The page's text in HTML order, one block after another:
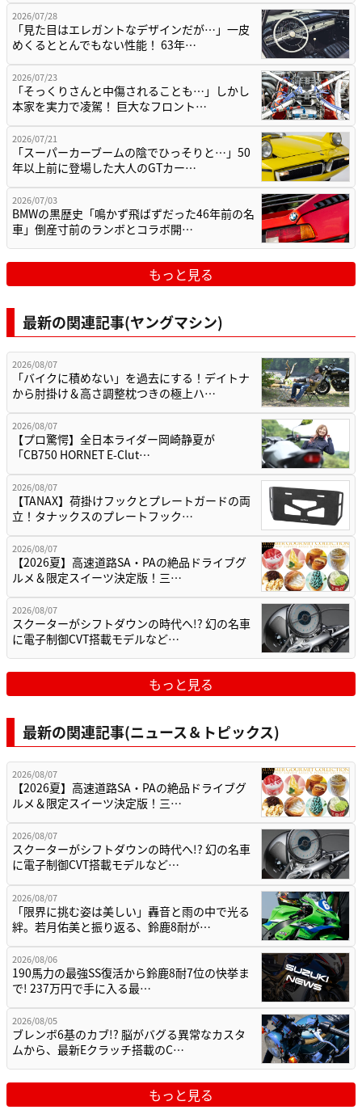
2026/07/28
「見た目はエレガントなデザインだが…」一皮
めくるととんでもない性能！ 63年…
2026/07/23
「そっくりさんと中傷されることも…」しかし
本家を実力で凌駕！ 巨大なフロント…
2026/07/21
「スーパーカーブームの陰でひっそりと…」50
年以上前に登場した大人のGTカー…
2026/07/03
BMWの黒歴史「鳴かず飛ばずだった46年前の名
車」倒産寸前のランボとコラボ開…
もっと見る
最新の関連記事(ヤングマシン)
2026/08/07
「バイクに積めない」を過去にする！デイトナ
から肘掛け＆高さ調整枕つきの極上ハ…
2026/08/07
【プロ驚愕】全日本ライダー岡崎静夏が
「CB750 HORNET E-Clut…
2026/08/07
【TANAX】荷掛けフックとプレートガードの両
立！タナックスのプレートフック…
2026/08/07
【2026夏】高速道路SA・PAの絶品ドライブグ
ルメ＆限定スイーツ決定版！三…
2026/08/07
スクーターがシフトダウンの時代へ!? 幻の名車
に電子制御CVT搭載モデルなど…
もっと見る
最新の関連記事(ニュース＆トピックス)
2026/08/07
【2026夏】高速道路SA・PAの絶品ドライブグ
ルメ＆限定スイーツ決定版！三…
2026/08/07
スクーターがシフトダウンの時代へ!? 幻の名車
に電子制御CVT搭載モデルなど…
2026/08/07
「限界に挑む姿は美しい」轟音と雨の中で光る
絆。若月佑美と振り返る、鈴鹿8耐が…
2026/08/06
190馬力の最強SS復活から鈴鹿8耐7位の快挙ま
で! 237万円で手に入る最…
2026/08/05
ブレンボ6基のカブ!? 脳がバグる異常なカスタ
ムから、最新Eクラッチ搭載のC…
もっと見る